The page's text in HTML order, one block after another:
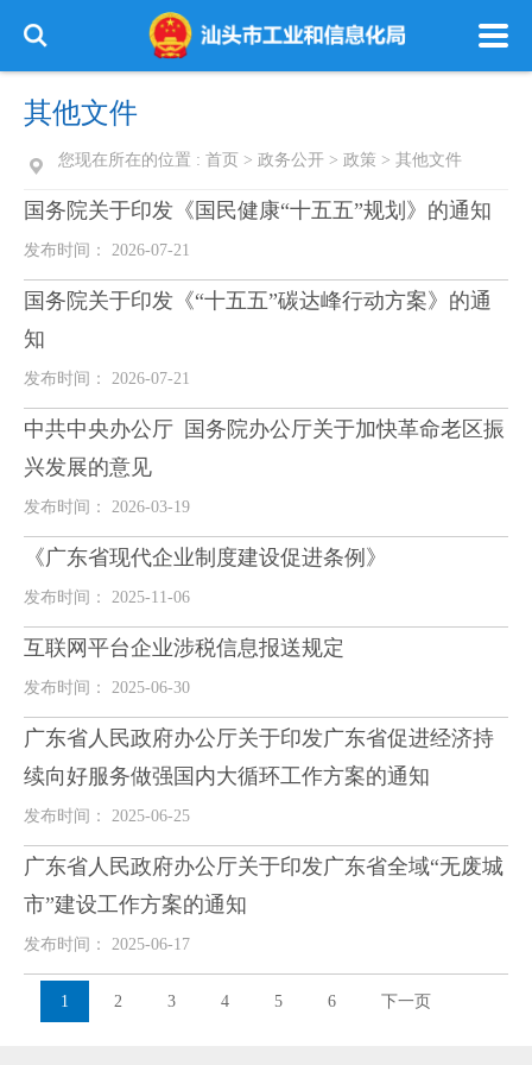
其他文件
您现在所在的位置 : 首页 > 政务公开 > 政策 > 其他文件
国务院关于印发《国民健康“十五五”规划》的通知
发布时间： 2026-07-21
国务院关于印发《“十五五”碳达峰行动方案》的通
知
发布时间： 2026-07-21
中共中央办公厅 国务院办公厅关于加快革命老区振
兴发展的意见
发布时间： 2026-03-19
《广东省现代企业制度建设促进条例》
发布时间： 2025-11-06
互联网平台企业涉税信息报送规定
发布时间： 2025-06-30
广东省人民政府办公厅关于印发广东省促进经济持
续向好服务做强国内大循环工作方案的通知
发布时间： 2025-06-25
广东省人民政府办公厅关于印发广东省全域“无废城
市”建设工作方案的通知
发布时间： 2025-06-17
1 2 3 4 5 6 下一页